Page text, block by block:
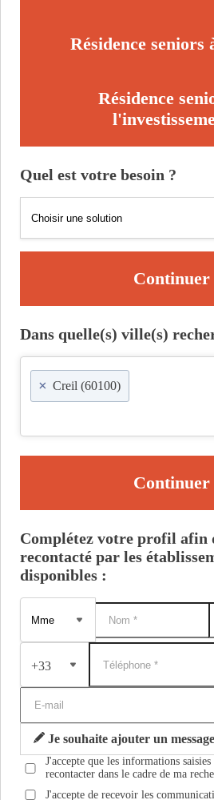
Résidence seniors
Résidence
Quel est votre besoin ?
Continuer
Dans quelle(s) ville(s)
× Creil (60100)
Continuer
Complétez votre profil afin
recontacté par les
disponibles :
+33
Je souhaite ajouter un message
J'accepte que les informations
recontacter dans le cadre de ma
J'accepte de recevoir les